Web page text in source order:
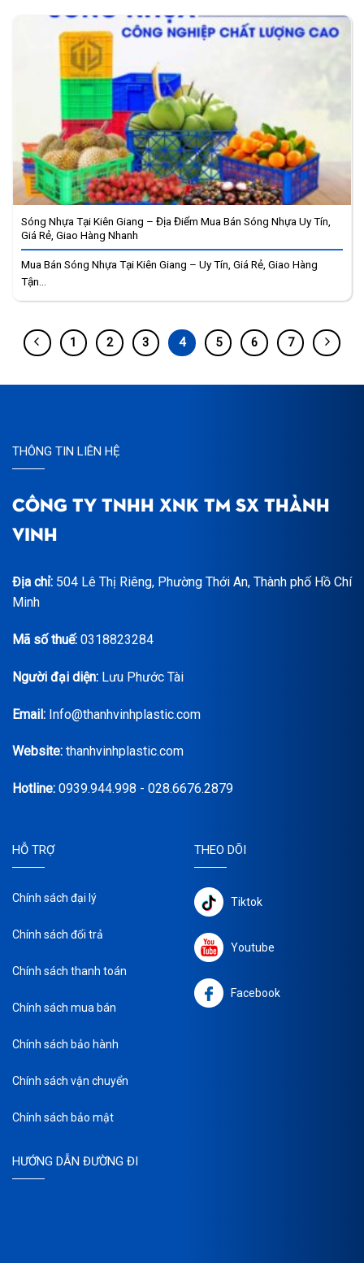
Sóng Nhựa Tại Kiên Giang – Địa Điểm Mua Bán Sóng Nhựa Uy Tín,
Giá Rẻ, Giao Hàng Nhanh
Mua Bán Sóng Nhựa Tại Kiên Giang – Uy Tín, Giá Rẻ, Giao Hàng
Tận...
1 2 3 4 5 6 7
THÔNG TIN LIÊN HỆ
CÔNG TY TNHH XNK TM SX THÀNH
VINH
Địa chỉ: 504 Lê Thị Riêng, Phường Thới An, Thành phố Hồ Chí
Minh
Mã số thuế: 0318823284
Người đại diện: Lưu Phước Tài
Email: Info@thanhvinhplastic.com
Website: thanhvinhplastic.com
Hotline: 0939.944.998 - 028.6676.2879
HỖ TRỢ
Chính sách đại lý
Chính sách đổi trả
Chính sách thanh toán
Chính sách mua bán
Chính sách bảo hành
Chính sách vận chuyển
Chính sách bảo mật
THEO DÕI
Tiktok
Youtube
Facebook
HƯỚNG DẪN ĐƯỜNG ĐI